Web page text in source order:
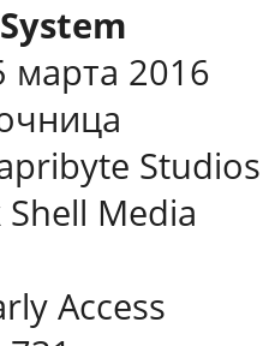
марта 2016
Studios
Media
Access